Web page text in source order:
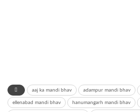
aaj ka mandi bhav adampur mandi bhav
ellenabad mandi bhav hanumangarh mandi bhav